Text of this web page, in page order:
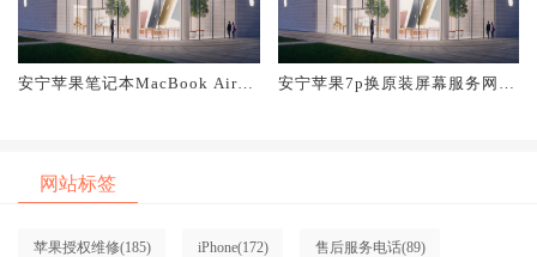
安宁苹果笔记本MacBook Air换
安宁苹果7p换原装屏幕服务网点
网站标签
苹果授权维修(185) iPhone(172) 售后服务电话(89)